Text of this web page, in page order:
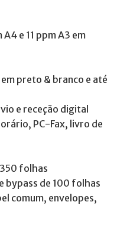
e 11 ppm A3 em
preto & branco e até
e receção digital
PC-Fax, livro de
folhas
bypass de 100 folhas
comum, envelopes,